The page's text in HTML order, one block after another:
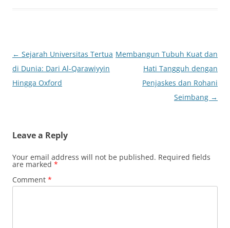
Post
navigation
← Sejarah Universitas Tertua
di Dunia: Dari Al-Qarawiyyin
Hingga Oxford
Membangun Tubuh Kuat dan
Hati Tangguh dengan
Penjaskes dan Rohani
Seimbang →
Leave a Reply
Your email address will not be published. Required fields
are marked *
Comment *